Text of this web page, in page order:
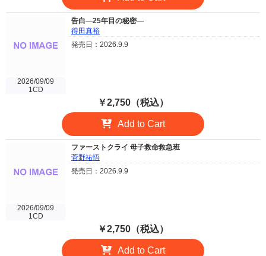
2026/09/09
1CD
告白―25年目の秘密―
得田真裕
発売日：2026.9.9
￥2,750（税込）
Add to Cart
2026/09/09
1CD
ファーストクライ 母子救命救急班
菅野祐悟
発売日：2026.9.9
￥2,750（税込）
Add to Cart